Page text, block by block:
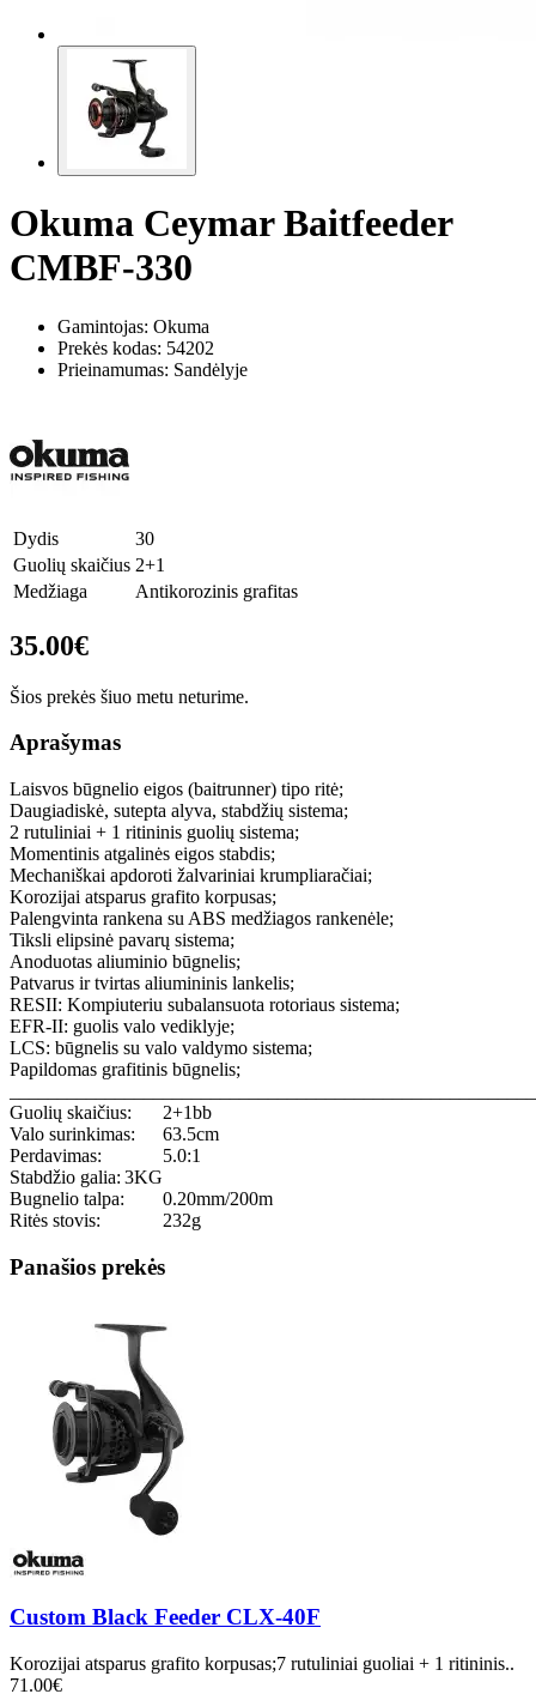
Okuma Ceymar Baitfeeder
CMBF-330
Gamintojas: Okuma
Prekės kodas: 54202
Prieinamumas: Sandėlyje
Dydis
30
Guolių skaičius 2+1
Medžiaga
Antikorozinis grafitas
35.00€
Šios prekės šiuo metu neturime.
Aprašymas
Laisvos būgnelio eigos (baitrunner) tipo ritė;
Daugiadiskė, sutepta alyva, stabdžių sistema;
2 rutuliniai + 1 ritininis guolių sistema;
Momentinis atgalinės eigos stabdis;
Mechaniškai apdoroti žalvariniai krumpliaračiai;
Korozijai atsparus grafito korpusas;
Palengvinta rankena su ABS medžiagos rankenėle;
Tiksli elipsinė pavarų sistema;
Anoduotas aliuminio būgnelis;
Patvarus ir tvirtas aliumininis lankelis;
RESII: Kompiuteriu subalansuota rotoriaus sistema;
EFR-II: guolis valo vediklyje;
LCS: būgnelis su valo valdymo sistema;
Papildomas grafitinis būgnelis;
Guolių skaičius:
2+1bb
Valo surinkimas:
63.5cm
Perdavimas:
5.0:1
Stabdžio galia: 3KG
Bugnelio talpa:
0.20mm/200m
Ritės stovis:
232g
Panašios prekės
Custom Black Feeder CLX-40F
Korozijai atsparus grafito korpusas;7 rutuliniai guoliai + 1 ritininis..
71.00€